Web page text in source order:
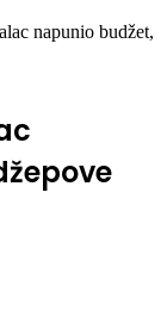
napunio budžet,